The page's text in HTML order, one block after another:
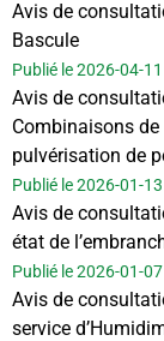
Avis de
Bascule
Publié le 2026-04-11
Avis de
Combinaisons
pulvérisation de
Publié le 2026-01-13
Avis de
état de
Publié le 2026-01-07
Avis de
service